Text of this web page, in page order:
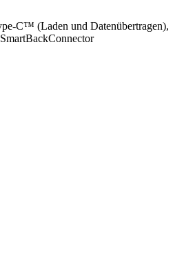
C™ (Laden und Datenübertragen),